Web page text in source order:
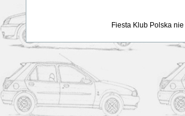
Fiesta Klub Polska